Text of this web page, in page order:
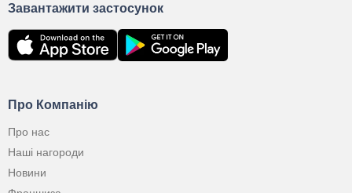
Про Компанію
Про нас
Наші нагороди
Новини
Завантажити застосунок